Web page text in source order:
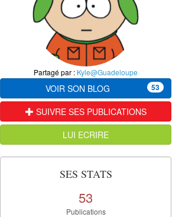
Partagé par : Kyle@Guadeloupe
VOIR SON BLOG 53
SUIVRE SES PUBLICATIONS
LUI ECRIRE
SES STATS
53
Publications